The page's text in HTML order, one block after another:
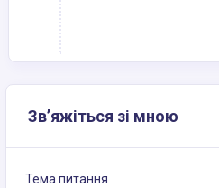
Зв’яжіться зі мною
Тема питання